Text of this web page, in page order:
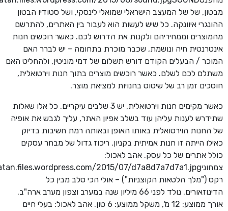
מבטון, של של המעצב הישראלי שמואלי לינסקי, ושל סטודיו הבטון
ההונגרי איוונקה. כל שיש לעשות הוא לעבור בין האתרים, להתרשם
מהמוצרים וממחיריהם ולקנות את הדרוש לכם. כאשר רוכשים חנות
אינטרנטית חיה ונושמת, שכבר מוכרת בתחומה – יש לברר האם
המוכר / הבעלים הקודם דורש תשלום של דמי מוניטין, ולהחליט האם
משתלם לכם לשלם. כאשר רוכשים מוצרים בתוך חנות וירטואלית,
חוסכים זמן רב של שיטוט בחנויות למציאת מוצר.
כאשר מקימים חנות וירטואלית, יש 3 שלבים עיקריים. כל אלו שאלות
שתידרש לענות עליהן עוד בשלב אפיון האתר, עליך לגבש את אופיה
של החנות הוירטואלית באותו האופן ובאותה רמת חשיבות בדיוק
כאילו הייתה זו חנות אמיתית בקניון. ריכוז גדול של מבחר עסקים
כולל אתרים של כל עסק. אהב לאכול:
רקס ("מלך הלטאות הקוצניות") – אולי הכי סלב מבין כל
הדינוזאורים. נולד לפני 66 מיליון שנה במערב וצפון מערב ארה"ב.
אורך ממוצע: 12 מ', משקל ממוצע: 6 טון. אהב לאכול: בעלי חיים